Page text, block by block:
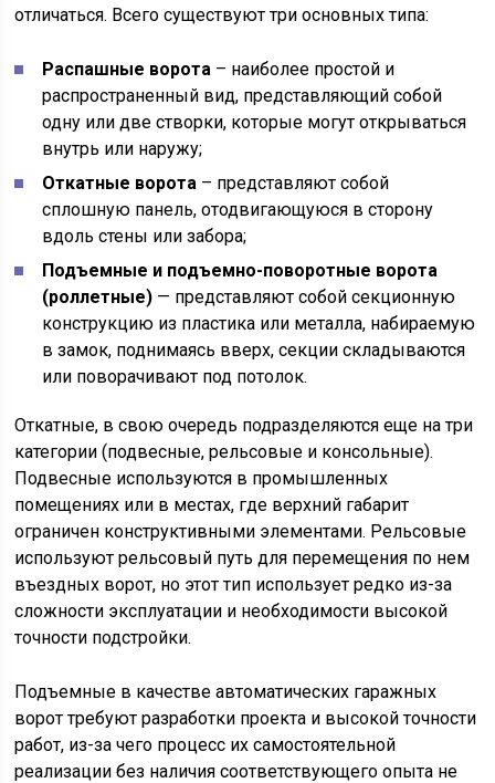
отличаться. Всего существуют три основных типа:
Распашные ворота – наиболее простой и
распространенный вид, представляющий собой
одну или две створки, которые могут открываться
внутрь или наружу;
Откатные ворота – представляют собой
сплошную панель, отодвигающуюся в сторону
вдоль стены или забора;
Подъемные и подъемно-поворотные ворота
(роллетные) — представляют собой секционную
конструкцию из пластика или металла, набираемую
в замок, поднимаясь вверх, секции складываются
или поворачивают под потолок.
Откатные, в свою очередь подразделяются еще на три
категории (подвесные, рельсовые и консольные).
Подвесные используются в промышленных
помещениях или в местах, где верхний габарит
ограничен конструктивными элементами. Рельсовые
используют рельсовый путь для перемещения по нем
въездных ворот, но этот тип использует редко из-за
сложности эксплуатации и необходимости высокой
точности подстройки.
Подъемные в качестве автоматических гаражных
ворот требуют разработки проекта и высокой точности
работ, из-за чего процесс их самостоятельной
реализации без наличия соответствующего опыта не